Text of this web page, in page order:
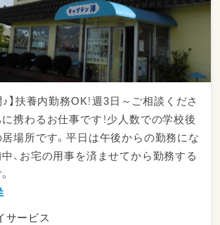
♪】扶養内勤務OK！週3日～ご相談くださ
携わるお仕事です！少人数での学校後
場所です。平日は午後からの勤務にな
、お宅の用事を済ませてから勤務する
サービス